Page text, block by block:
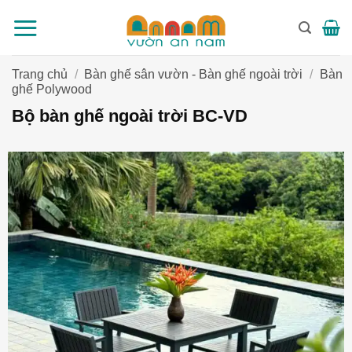
qua
dungTrang chủ / Bàn ghế sân vườn - Bàn ghế ngoài trời /
Bàn
ghế Polywood
Bộ bàn ghế ngoài trời BC-VD